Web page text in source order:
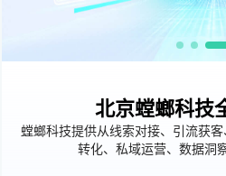
北京螳螂科技
螳螂科技提供从线索对接、引流获
转化、私域运营、数据洞